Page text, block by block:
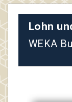
Lohn
WEKA